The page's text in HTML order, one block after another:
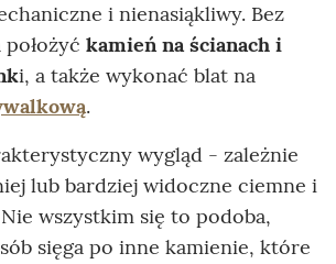
i nienasiąkliwy. Bez
kamień na ścianach i
i, a także wykonać blat na
.
wygląd - zależnie
lub bardziej widoczne ciemne i
wszystkim się to podoba,
sięga po inne kamienie, które